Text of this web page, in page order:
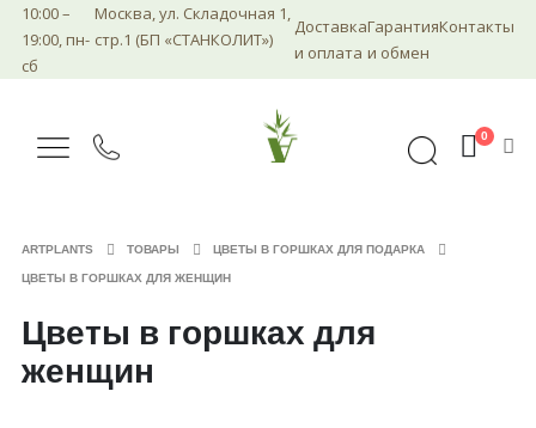
10:00 –
19:00, пн-
сб
Москва, ул. Складочная 1,
стр.1 (БП «СТАНКОЛИТ»)
Доставка
и оплата
Гарантия
и обмен
Контакты
0
ARTPLANTS ТОВАРЫ ЦВЕТЫ В ГОРШКАХ ДЛЯ ПОДАРКА
ЦВЕТЫ В ГОРШКАХ ДЛЯ ЖЕНЩИН
Цветы в горшках для
женщин